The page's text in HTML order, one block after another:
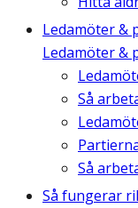
Ledamöter &
Ledamöter &
Så
Så
Så fungerar